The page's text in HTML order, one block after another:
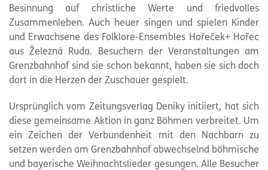
Besinnung auf christliche Werte und friedvolles
Zusammenleben. Auch heuer singen und spielen Kinder
und Erwachsene des Folklore-Ensembles Hořeček+ Hořec
aus Železná Ruda. Besuchern der Veranstaltungen am
Grenzbahnhof sind sie schon bekannt, haben sie sich doch
dort in die Herzen der Zuschauer gespielt.
Ursprünglich vom Zeitungsverlag Deniky initiiert, hat sich
diese gemeinsame Aktion in ganz Böhmen verbreitet. Um
ein Zeichen der Verbundenheit mit den Nachbarn zu
setzen werden am Grenzbahnhof abwechselnd böhmische
und bayerische Weihnachtslieder gesungen. Alle Besucher